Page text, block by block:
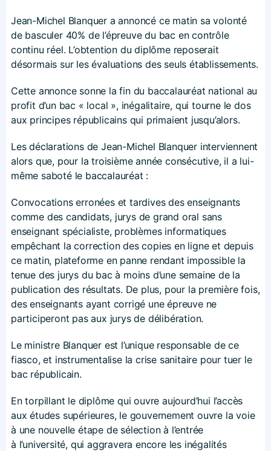
Jean-Michel Blanquer a annoncé ce matin sa volonté
de basculer 40% de l’épreuve du bac en contrôle
continu réel. L’obtention du diplôme reposerait
désormais sur les évaluations des seuls établissements.
Cette annonce sonne la fin du baccalauréat national au
profit d’un bac « local », inégalitaire, qui tourne le dos
aux principes républicains qui primaient jusqu’alors.
Les déclarations de Jean-Michel Blanquer interviennent
alors que, pour la troisième année consécutive, il a lui-
même saboté le baccalauréat :
Convocations erronées et tardives des enseignants
comme des candidats, jurys de grand oral sans
enseignant spécialiste, problèmes informatiques
empêchant la correction des copies en ligne et depuis
ce matin, plateforme en panne rendant impossible la
tenue des jurys du bac à moins d’une semaine de la
publication des résultats. De plus, pour la première fois,
des enseignants ayant corrigé une épreuve ne
participeront pas aux jurys de délibération.
Le ministre Blanquer est l’unique responsable de ce
fiasco, et instrumentalise la crise sanitaire pour tuer le
bac républicain.
En torpillant le diplôme qui ouvre aujourd’hui l’accès
aux études supérieures, le gouvernement ouvre la voie
à une nouvelle étape de sélection à l’entrée
à l’université, qui aggravera encore les inégalités